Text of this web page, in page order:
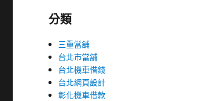
分類
三重當舖
台北市當舖
台北機車借錢
台北網頁設計
彰化機車借款